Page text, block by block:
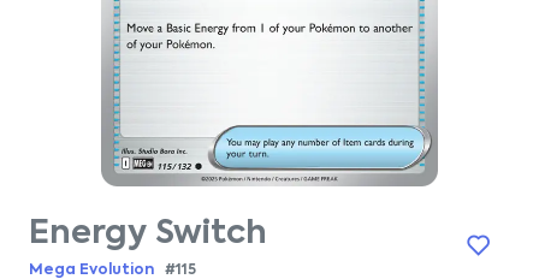
Energy Switch
Mega Evolution #115